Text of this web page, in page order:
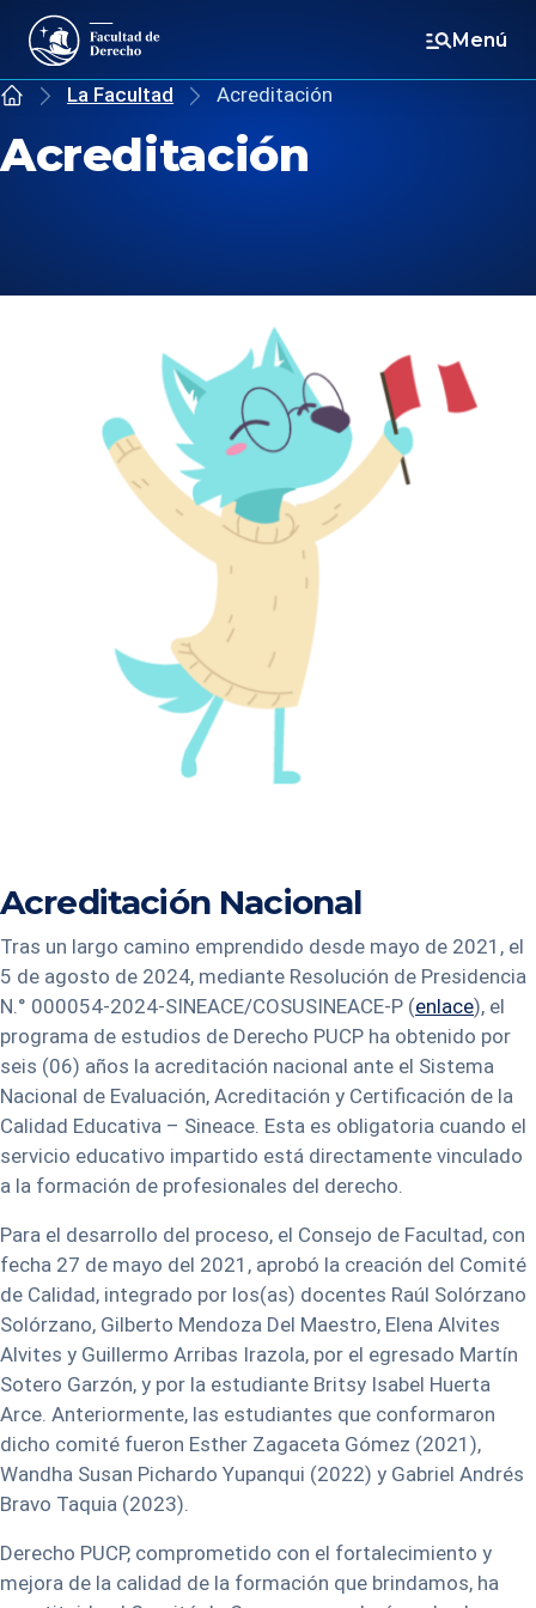
Menú
Inicio La Facultad Acreditación
Acreditación
Acreditación Nacional
Tras un largo camino emprendido desde mayo de 2021, el
5 de agosto de 2024, mediante Resolución de Presidencia
N.° 000054-2024-SINEACE/COSUSINEACE-P (enlace), el
programa de estudios de Derecho PUCP ha obtenido por
seis (06) años la acreditación nacional ante el Sistema
Nacional de Evaluación, Acreditación y Certificación de la
Calidad Educativa – Sineace. Esta es obligatoria cuando el
servicio educativo impartido está directamente vinculado
a la formación de profesionales del derecho.
Para el desarrollo del proceso, el Consejo de Facultad, con
fecha 27 de mayo del 2021, aprobó la creación del Comité
de Calidad, integrado por los(as) docentes Raúl Solórzano
Solórzano, Gilberto Mendoza Del Maestro, Elena Alvites
Alvites y Guillermo Arribas Irazola, por el egresado Martín
Sotero Garzón, y por la estudiante Britsy Isabel Huerta
Arce. Anteriormente, las estudiantes que conformaron
dicho comité fueron Esther Zagaceta Gómez (2021),
Wandha Susan Pichardo Yupanqui (2022) y Gabriel Andrés
Bravo Taquia (2023).
Derecho PUCP, comprometido con el fortalecimiento y
mejora de la calidad de la formación que brindamos, ha